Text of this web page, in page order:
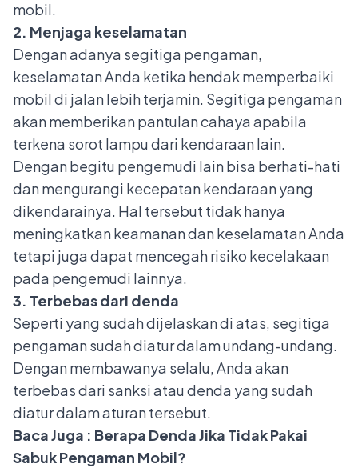
mobil.
2. Menjaga keselamatan
Dengan adanya segitiga pengaman,
keselamatan Anda ketika hendak memperbaiki
mobil di jalan lebih terjamin. Segitiga pengaman
akan memberikan pantulan cahaya apabila
terkena sorot lampu dari kendaraan lain.
Dengan begitu pengemudi lain bisa berhati-hati
dan mengurangi kecepatan kendaraan yang
dikendarainya. Hal tersebut tidak hanya
meningkatkan keamanan dan keselamatan Anda
tetapi juga dapat mencegah risiko kecelakaan
pada pengemudi lainnya.
3. Terbebas dari denda
Seperti yang sudah dijelaskan di atas, segitiga
pengaman sudah diatur dalam undang-undang.
Dengan membawanya selalu, Anda akan
terbebas dari sanksi atau denda yang sudah
diatur dalam aturan tersebut.
Baca Juga : Berapa Denda Jika Tidak Pakai
Sabuk Pengaman Mobil?